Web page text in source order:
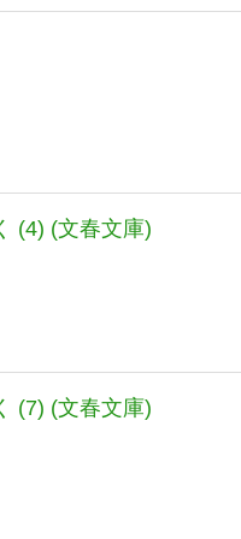
(4) (文春文庫)
(7) (文春文庫)